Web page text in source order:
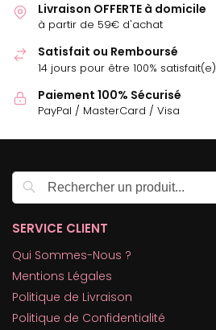
Livraison OFFERTE à domicile
à partir de 59€ d'achat
Satisfait ou Remboursé
14 jours pour être 100% satisfait(e)
Paiement 100% Sécurisé
PayPal / MasterCard / Visa
SERVICE CLIENT
Qui Sommes-Nous ?
Mentions Légales
Politique de Livraison
Politique de Confidentialité